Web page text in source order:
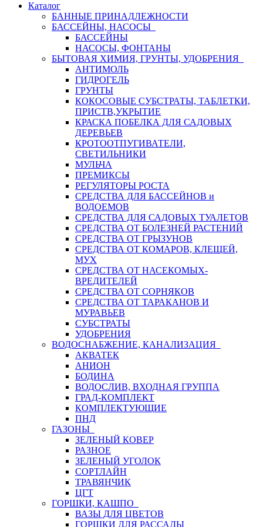
Каталог
БАННЫЕ ПРИНАДЛЕЖНОСТИ
БАССЕЙНЫ, НАСОСЫ
БАССЕЙНЫ
НАСОСЫ, ФОНТАНЫ
БЫТОВАЯ ХИМИЯ, ГРУНТЫ, УДОБРЕНИЯ
АНТИМОЛЬ
ГИДРОГЕЛЬ
ГРУНТЫ
КОКОСОВЫЕ СУБСТРАТЫ, ТАБЛЕТКИ,
ПРИСТВ,УКРЫТИЕ
КРАСКА ПОБЕЛКА ДЛЯ САДОВЫХ
ДЕРЕВЬЕВ
КРОТООТПУГИВАТЕЛИ,
СВЕТИЛЬНИКИ
МУЛЬЧА
ПРЕМИКСЫ
РЕГУЛЯТОРЫ РОСТА
СРЕДСТВА ДЛЯ БАССЕЙНОВ и
ВОДОЕМОВ
СРЕДСТВА ДЛЯ САДОВЫХ ТУАЛЕТОВ
СРЕДСТВА ОТ БОЛЕЗНЕЙ РАСТЕНИЙ
СРЕДСТВА ОТ ГРЫЗУНОВ
СРЕДСТВА ОТ КОМАРОВ, КЛЕЩЕЙ,
МУХ
СРЕДСТВА ОТ НАСЕКОМЫХ-
ВРЕДИТЕЛЕЙ
СРЕДСТВА ОТ СОРНЯКОВ
СРЕДСТВА ОТ ТАРАКАНОВ И
МУРАВЬЕВ
СУБСТРАТЫ
УДОБРЕНИЯ
ВОДОСНАБЖЕНИЕ, КАНАЛИЗАЦИЯ
АКВАТЕК
АНИОН
БОДИНА
ВОДОСЛИВ, ВХОДНАЯ ГРУППА
ГРАД-КОМПЛЕКТ
КОМПЛЕКТУЮЩИЕ
ПНД
ГАЗОНЫ
ЗЕЛЕНЫЙ КОВЕР
РАЗНОЕ
ЗЕЛЕНЫЙ УГОЛОК
СОРТЛАЙН
ТРАВЯНЧИК
ЦГТ
ГОРШКИ, КАШПО
ВАЗЫ ДЛЯ ЦВЕТОВ
ГОРШКИ ДЛЯ РАССАДЫ